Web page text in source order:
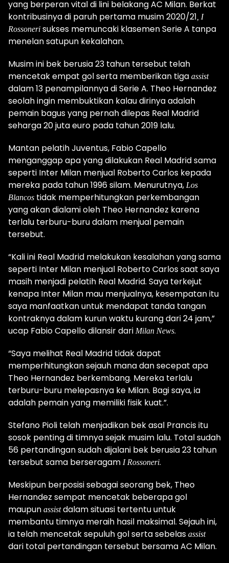
yang berperan vital di lini belakang AC Milan. Berkat
kontribusinya di paruh pertama musim 2020/21 , I
Rossoneri sukses memuncaki klasemen Serie A tanpa
menelan satupun kekalahan.
Musim ini bek berusia 23 tahun tersebut telah
mencetak empat gol serta memberikan tiga assist
dalam 13 penampilannya di Serie A. Theo Hernandez
seolah ingin membuktikan kalau dirinya adalah
pemain bagus yang pernah dilepas Real Madrid
seharga 20 juta euro pada tahun 2019 lalu.
Mantan pelatih Juventus, Fabio Capello
menganggap apa yang dilakukan Real Madrid sama
seperti Inter Milan menjual Roberto Carlos kepada
mereka pada tahun 1996 silam. Menurutnya, Los
Blancos tidak memperhitungkan perkembangan
yang akan dialami oleh Theo Hernandez karena
terlalu terburu-buru dalam menjual pemain
tersebut.
“Kali ini Real Madrid melakukan kesalahan yang sama
seperti Inter Milan menjual Roberto Carlos saat saya
masih menjadi pelatih Real Madrid. Saya terkejut
kenapa Inter Milan mau menjualnya, kesempatan itu
saya manfaatkan untuk mendapat tanda tangan
kontraknya dalam kurun waktu kurang dari 24 jam,”
ucap Fabio Capello dilansir dari Milan News.
“Saya melihat Real Madrid tidak dapat
memperhitungkan sejauh mana dan secepat apa
Theo Hernandez berkembang. Mereka terlalu
terburu-buru melepasnya ke Milan. Bagi saya, ia
adalah pemain yang memiliki fisik kuat.”.
Stefano Pioli telah menjadikan bek asal Prancis itu
sosok penting di timnya sejak musim lalu. Total sudah
56 pertandingan sudah dijalani bek berusia 23 tahun
tersebut sama berseragam I Rossoneri.
Meskipun berposisi sebagai seorang bek, Theo
Hernandez sempat mencetak beberapa gol
maupun assistdalam situasi tertentu untuk
membantu timnya meraih hasil maksimal. Sejauh ini,
ia telah mencetak sepuluh gol serta sebelas assist
dari total pertandingan tersebut bersama AC Milan.